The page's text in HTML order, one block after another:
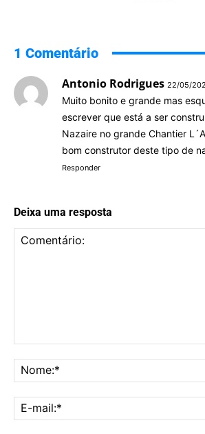
1 Comentário
Antonio Rodrigues 22/05/
Muito bonito e grande mas
escrever que está a ser
Nazaire no grande Chantier
bom construtor deste tipo de
Responder
Deixa uma resposta